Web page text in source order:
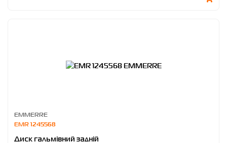
EMMERRE
EMR 1245568
Диск гальмівний задній